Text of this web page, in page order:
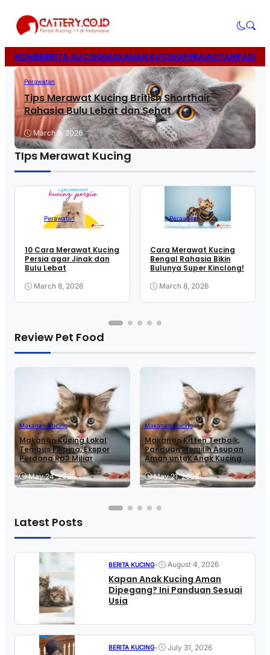
HOMEBERITA KUCINGMAKANAN KUCINGPERAWATANPASIR
Perawatan
Tips Merawat Kucing British Shorthair
Rahasia Bulu Lebat dan Sehat
March 8, 2026
TIps Merawat Kucing
Perawatan
10 Cara Merawat Kucing
Persia agar Jinak dan
Bulu Lebat
March 8, 2026
Perawatan
Cara Merawat Kucing
Bengal Rahasia Bikin
Bulunya Super Kinclong!
March 8, 2026
Review Pet Food
Makanan Kucing
Makanan Kucing Lokal
Tembus Filipina, Ekspor
Perdana Rp3 Miliar
May 24, 2026
Makanan Kucing
Makanan Kitten Terbaik,
Panduan Memilih Asupan
Aman untuk Anak Kucing
May 21, 2026
Latest Posts
BERITA KUCING• August 4, 2026
Kapan Anak Kucing Aman
Dipegang? Ini Panduan Sesuai
Usia
BERITA KUCING• July 31, 2026